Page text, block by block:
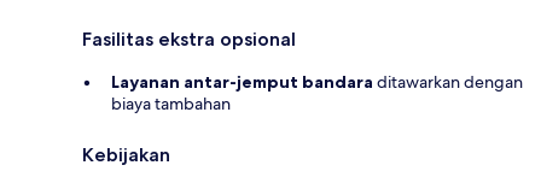
Fasilitas ekstra opsional
Layanan antar-jemput bandara ditawarkan dengan
biaya tambahan
Kebijakan